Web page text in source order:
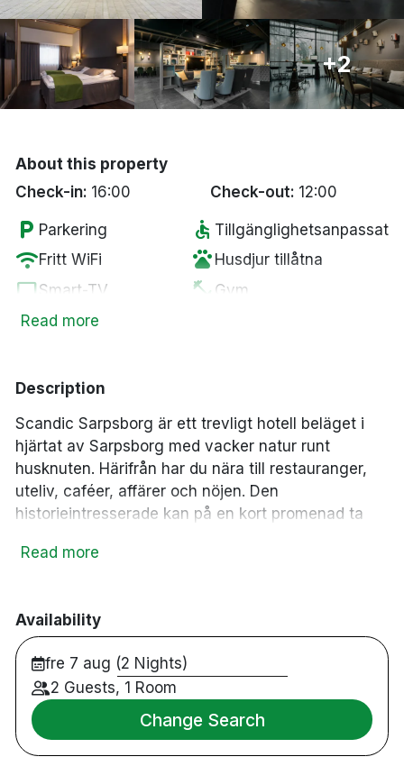
Oslo
Bergen +2
About this property
Check-in: 16:00 Check-out: 12:00
local_parking Parkering accessible Tillgänglighetsanpassat
wifiFritt WiFi pets Husdjur tillåtna
tvSmart-TV fitness_center Gym
chairLounge
Read more
Description
Scandic Sarpsborg är ett trevligt hotell beläget i
hjärtat av Sarpsborg med vacker natur runt
husknuten. Härifrån har du nära till restauranger,
uteliv, caféer, affärer och nöjen. Den
historieintresserade kan på en kort promenad ta
Borgarsyssel museum! Två av Sarpsborgs mest
möblerat med moderna möbler, gardiner, bilder och
lampor. Alla rum är utrustade med TV, privat
badrum, byxpress och hårtork. Här kan du avrunda
en lyckad dag på bästa sätt med ett glas rött i
hotellets stämningsfulla Barception.
67 rum
Read more
Availability
fre 7 aug (2 Nights)
2 Guests, 1 Room
Change Search